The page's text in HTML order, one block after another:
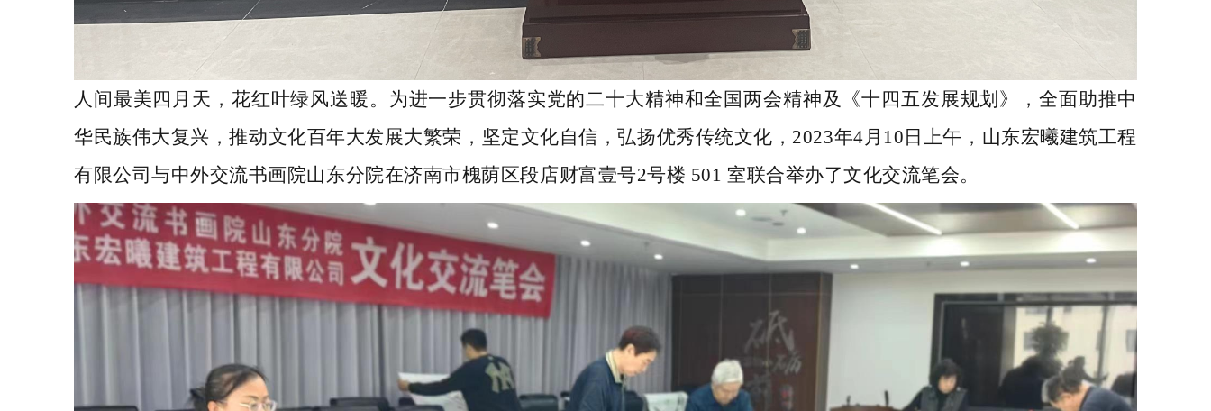
人间最美四月天，花红叶绿风送暖。为进一步贯彻落实党的二十大精神和全国两会精神及《十四五发展规划》，全面助推中
华民族伟大复兴，推动文化百年大发展大繁荣，坚定文化自信，弘扬优秀传统文化， 2023年4月 10 日上午， 山东宏曦建筑工程
有限公司与中外交流书画院山东分院在济南市槐荫区段店财富壹号2号楼 501 室联合举办了文化交流笔会。